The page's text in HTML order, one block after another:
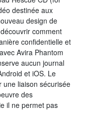
destinée aux
design de
comment
confidentielle et
Avira Phantom
aucun journal
et iOS. Le
une liaison sécurisée
des
il ne permet pas